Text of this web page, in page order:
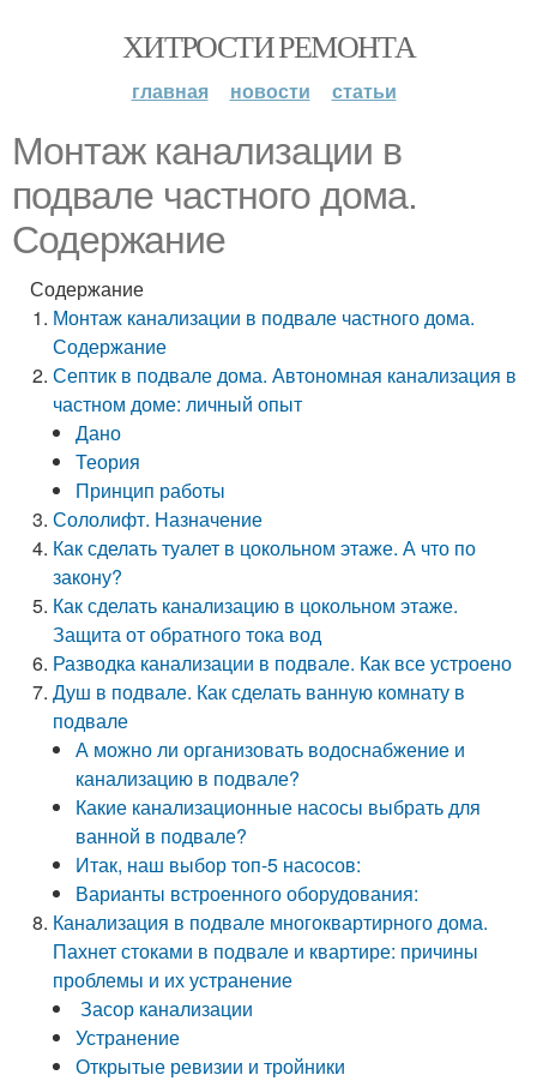
ХИТРОСТИ РЕМОНТА
главная новости статьи
Монтаж канализации в
подвале частного дома.
Содержание
Содержание
Монтаж канализации в подвале частного дома.
Содержание
Септик в подвале дома. Автономная канализация в
частном доме: личный опыт
Дано
Теория
Принцип работы
Сололифт. Назначение
Как сделать туалет в цокольном этаже. А что по
закону?
Как сделать канализацию в цокольном этаже.
Защита от обратного тока вод
Разводка канализации в подвале. Как все устроено
Душ в подвале. Как сделать ванную комнату в
подвале
А можно ли организовать водоснабжение и
канализацию в подвале?
Какие канализационные насосы выбрать для
ванной в подвале?
Итак, наш выбор топ-5 насосов:
Варианты встроенного оборудования:
Канализация в подвале многоквартирного дома.
Пахнет стоками в подвале и квартире: причины
проблемы и их устранение
Засор канализации
Устранение
Открытые ревизии и тройники